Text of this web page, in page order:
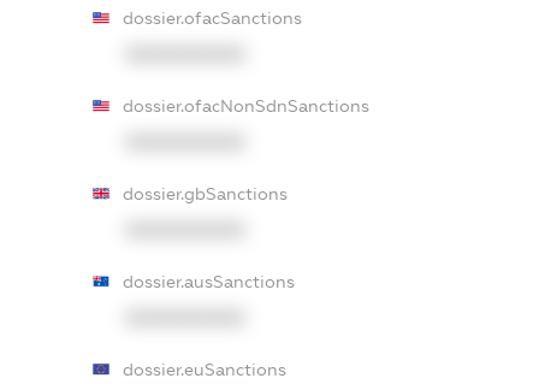
dossier.ofacSanctions
dossier.ofacNonSdnSanctions
dossier.gbSanctions
dossier.ausSanctions
dossier.euSanctions